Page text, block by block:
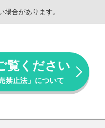
合があります。
覧ください
禁止法」について